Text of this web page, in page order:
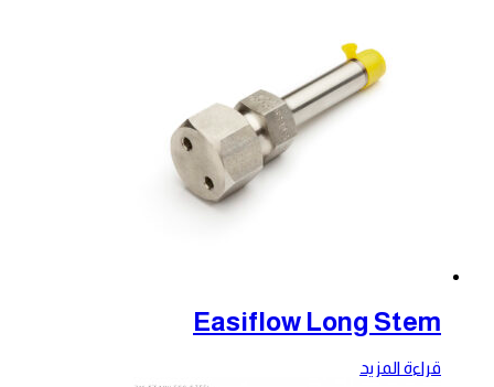
Easiflow Long Stem
قراءة المزيد